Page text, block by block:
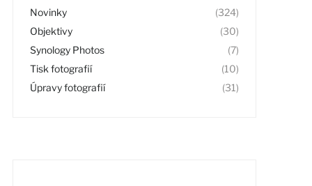
Novinky
(324)
Objektivy
(30)
Synology Photos
(7)
Tisk fotografií
(10)
Úpravy fotografií
(31)